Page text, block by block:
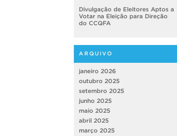
Divulgação de Eleitores Aptos a
Votar na Eleição para Direção
do CCQFA
ARQUIVO
janeiro 2026
outubro 2025
setembro 2025
junho 2025
maio 2025
abril 2025
março 2025